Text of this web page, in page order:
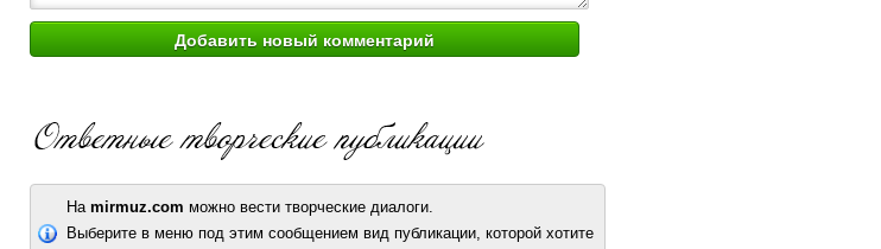
На mirmuz.com можно вести творческие диалоги.
Выберите в меню под этим сообщением вид публикации, которой хотите